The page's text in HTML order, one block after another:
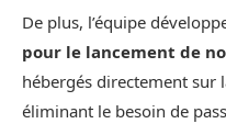
De plus, l’équipe
pour le lancement de
hébergés directement sur
éliminant le besoin de